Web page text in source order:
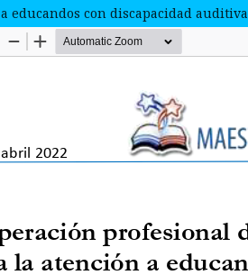
educandos con discapacidad auditiva